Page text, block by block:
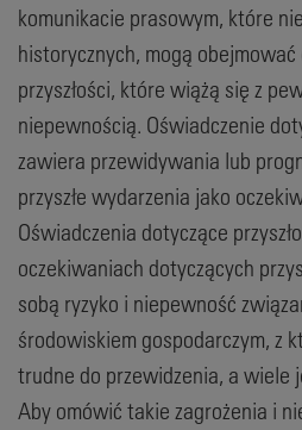
komunikacie prasowym, które
historycznych, mogą
przyszłości, które wiążą się z
niepewnością. Oświadczenie
zawiera przewidywania lub
przyszłe wydarzenia jako
Oświadczenia dotyczące
oczekiwaniach dotyczących
sobą ryzyko i niepewność
środowiskiem gospodarczym, z
trudne do przewidzenia, a wiele
Aby omówić takie zagrożenia i